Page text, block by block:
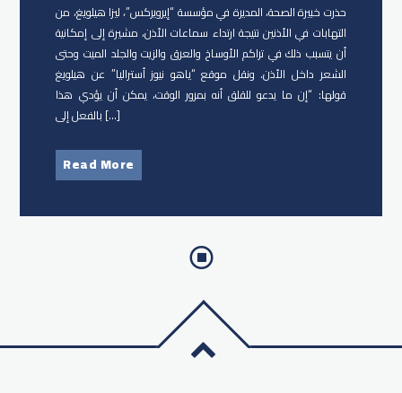
حذرت خبيرة الصحة، المديرة في مؤسسة “إيرويركس”، ليزا هيلويغ، من
التهابات في الأذنين نتيجة ارتداء سماعات الأذن، مشيرة إلى إمكانية
أن يتسبب ذلك في تراكم الأوساخ والعرق والزيت والجلد الميت وحتى
الشعر داخل الأذن. ونقل موقع “ياهو نيوز أستراليا” عن هيلويغ
قولها: “إن ما يدعو للقلق أنه بمرور الوقت، يمكن أن يؤدي هذا
بالفعل إلى […]
Read More